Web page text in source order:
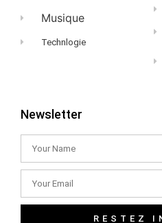
Musique
Technlogie
Newsletter
RESTEZ